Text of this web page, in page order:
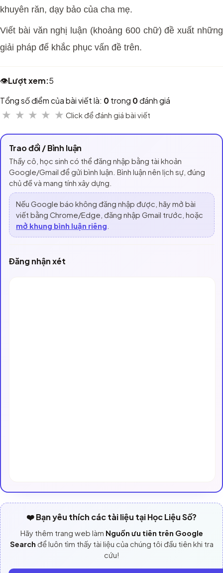
khuyên răn, dạy bảo của cha mẹ.
Viết bài văn nghị luận (khoảng 600 chữ) đề xuất những
giải pháp để khắc phục vấn đề trên.
👁️Lượt xem:5
Tổng số điểm của bài viết là: 0 trong 0 đánh giá
★ ★ ★ ★ ★ Click để đánh giá bài viết
Trao đổi / Bình luận
Thầy cô, học sinh có thể đăng nhập bằng tài khoản
Google/Gmail để gửi bình luận. Bình luận nên lịch sự, đúng
chủ đề và mang tính xây dựng.
Nếu Google báo không đăng nhập được, hãy mở bài
viết bằng Chrome/Edge, đăng nhập Gmail trước, hoặc
mở khung bình luận riêng
Đăng nhận xét
❤️ Bạn yêu thích các tài liệu tại Học Liệu Số?
Hãy thêm trang web làm Nguồn ưu tiên trên Google
Search để luôn tìm thấy tài liệu của chúng tôi đầu tiên khi tra
cứu!